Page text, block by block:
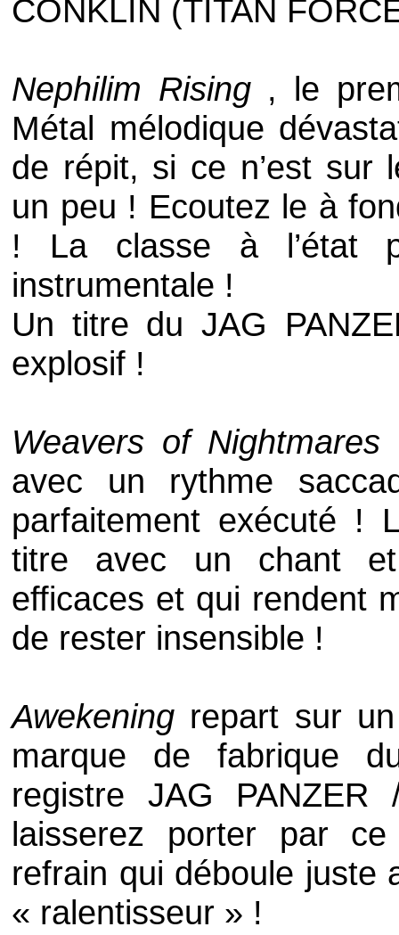
CONKLIN (TITAN
Nephilim Rising , le
Métal mélodique
de répit, si ce n’est sur
un peu ! Ecoutez le à
! La classe à l’état
instrumentale !
Un titre du JAG
explosif !
Weavers of Nightmares
avec un rythme
parfaitement exécuté !
titre avec un chant
efficaces et qui rendent
de rester insensible !
Awekening repart sur
marque de fabrique
registre JAG PANZER
laisserez porter par
refrain qui déboule juste
« ralentisseur » !